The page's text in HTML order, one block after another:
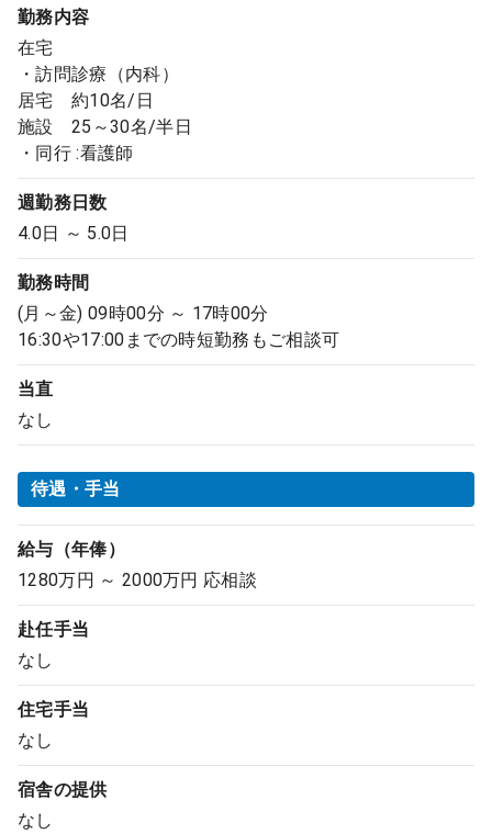
勤務内容
在宅
・訪問診療（内科）
居宅 約10名/日
施設 25～30名/半日
・同行 :看護師
週勤務日数
4.0日 ～ 5.0日
勤務時間
(月～金) 09時00分 ～ 17時00分
16:30や17:00までの時短勤務もご相談可
当直
なし
待遇・手当
給与（年俸）
1280万円 ～ 2000万円 応相談
赴任手当
なし
住宅手当
なし
宿舎の提供
なし